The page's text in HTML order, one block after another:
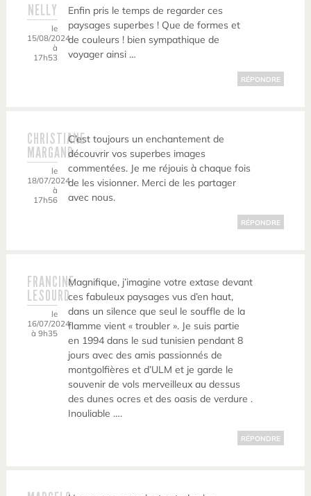
NELLY
le
15/08/2024
à
17h53
Enfin pris le temps de regarder ces
paysages superbes ! Que de formes et
de couleurs ! bien sympathique de
voyager ainsi …
RÉPONDRE
CHRISTIANE
MARGAND
le
18/07/2024
à
17h56
C’est toujours un enchantement de
découvrir vos superbes images
commentées. Je me réjouis à chaque fois
de les visionner. Merci de les partager
avec nous.
RÉPONDRE
FRANCINE
LESOURD
le
16/07/2024
à 9h35
Magnifique, j’imagine votre extase devant
ces fabuleux paysages vus d’en haut,
dans un silence que seul le souffle de la
flamme vient « troubler ». Je suis partie
en 1994 dans le sud tunisien pendant 8
jours avec des amis passionnés de
montgolfières et d’ULM et je garde le
souvenir de vols merveilleux au dessus
des dunes ocres et des oasis de verdure .
Inouliable ….
RÉPONDRE